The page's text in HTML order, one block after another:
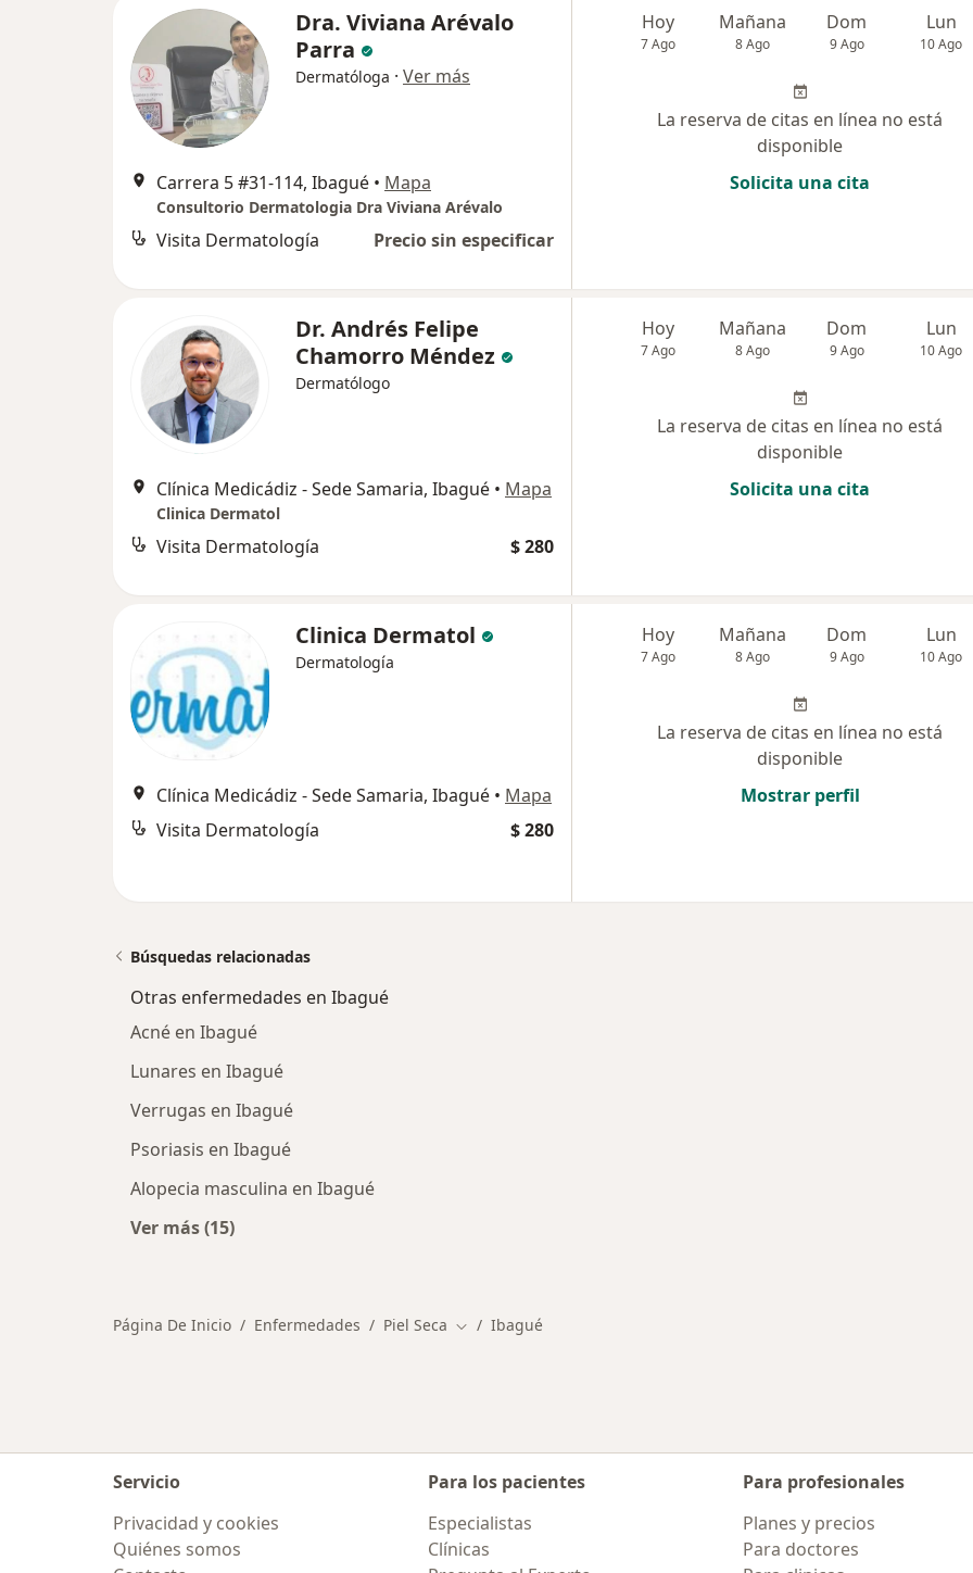
Dra. Viviana Arévalo
Parra
Dermatóloga · Ver más
Carrera 5 #31-114, Ibagué • Mapa
Consultorio Dermatologia Dra Viviana Arévalo
Visita Dermatología Precio sin especificar
Hoy
7 Ago
Mañana
8 Ago
Dom
9 Ago
Lun
10 Ago
La reserva de citas en línea no está
disponible
Solicita una cita
Dr. Andrés Felipe
Chamorro Méndez
Dermatólogo
Clínica Medicádiz - Sede Samaria, Ibagué • Mapa
Clinica Dermatol
Visita Dermatología $ 280
Hoy
7 Ago
Mañana
8 Ago
Dom
9 Ago
Lun
10 Ago
La reserva de citas en línea no está
disponible
Solicita una cita
Clinica Dermatol
Dermatología
Clínica Medicádiz - Sede Samaria, Ibagué • Mapa
Visita Dermatología
$ 280
Hoy
7 Ago
Mañana
8 Ago
Dom
9 Ago
Lun
10 Ago
La reserva de citas en línea no está
disponible
Mostrar perfil
Búsquedas relacionadas
Otras enfermedades en Ibagué
Acné en Ibagué
Lunares en Ibagué
Verrugas en Ibagué
Psoriasis en Ibagué
Alopecia masculina en Ibagué
Ver más (15)
Página De Inicio Enfermedades Piel Seca Cambiar de ciudad
Ibagué
Servicio
Privacidad y cookies
Quiénes somos
Para los pacientes
Especialistas
Clínicas
Para profesionales
Planes y precios
Para doctores